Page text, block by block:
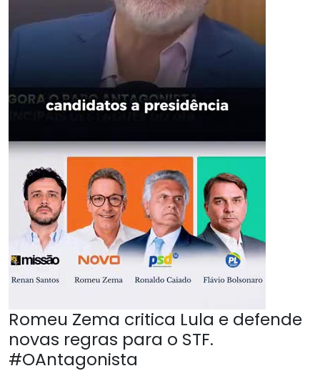
Romeu Zema critica Lula e defende
novas regras para o STF.
#OAntagonista